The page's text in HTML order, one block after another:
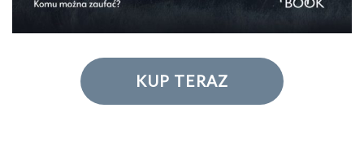
KUP TERAZ